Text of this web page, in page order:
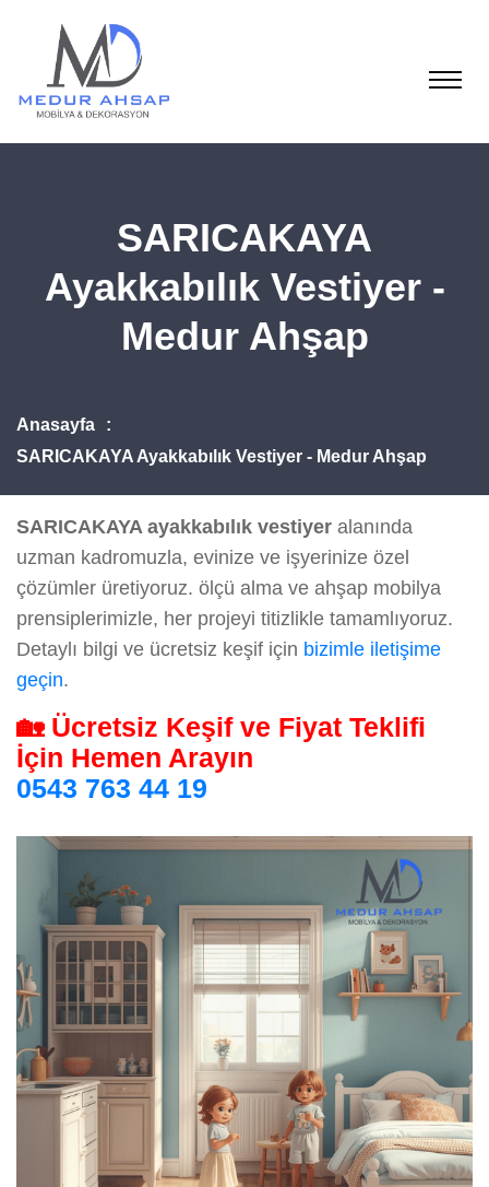
SARICAKAYA
Ayakkabılık Vestiyer -
Medur Ahşap
Anasayfa
SARICAKAYA Ayakkabılık Vestiyer - Medur Ahşap
SARICAKAYA ayakkabılık vestiyer alanında
uzman kadromuzla, evinize ve işyerinize özel
çözümler üretiyoruz. ölçü alma ve ahşap mobilya
prensiplerimizle, her projeyi titizlikle tamamlıyoruz.
Detaylı bilgi ve ücretsiz keşif için bizimle iletişime
geçin.
🏡 Ücretsiz Keşif ve Fiyat Teklifi
İçin Hemen Arayın
0543 763 44 19